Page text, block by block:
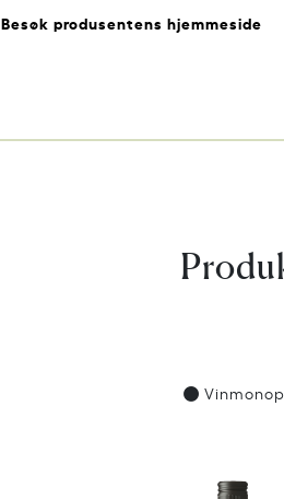
Besøk produsentens hjemmeside